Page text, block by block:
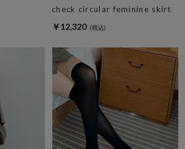
check circular feminine skirt
￥12,320